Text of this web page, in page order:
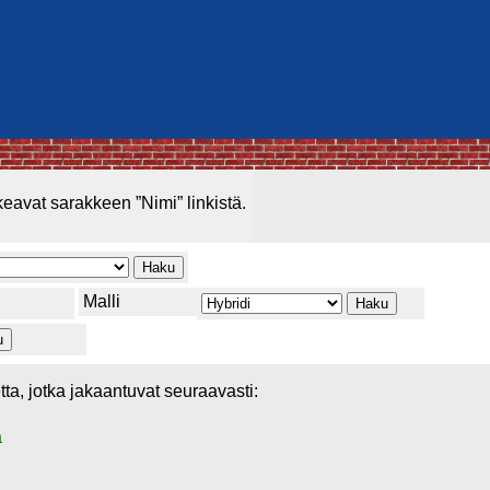
sarakkeen ”Nimi” linkistä.
Malli
jotka jakaantuvat seuraavasti: